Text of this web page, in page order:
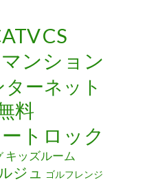
CS
ンション
ターネット
料
トロック
キッズルーム
ジュ ゴルフレンジ